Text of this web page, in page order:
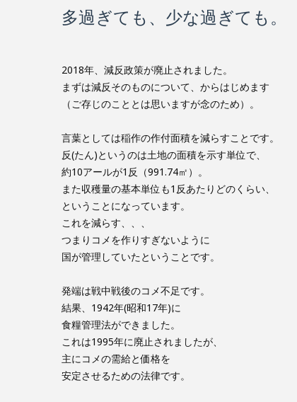
多過ぎても、少な過ぎても。
2018年、減反政策が廃止されました。
まずは減反そのものについて、からはじめます
（ご存じのこととは思いますが念のため）。
言葉としては稲作の作付面積を減らすことです。
反(たん)というのは土地の面積を示す単位で、
約10アールが1反（991.74㎡）。
また収穫量の基本単位も1反あたりどのくらい、
ということになっています。
これを減らす、、、
つまりコメを作りすぎないように
国が管理していたということです。
発端は戦中戦後のコメ不足です。
結果、1942年(昭和17年)に
食糧管理法ができました。
これは1995年に廃止されましたが、
主にコメの需給と価格を
安定させるための法律です。